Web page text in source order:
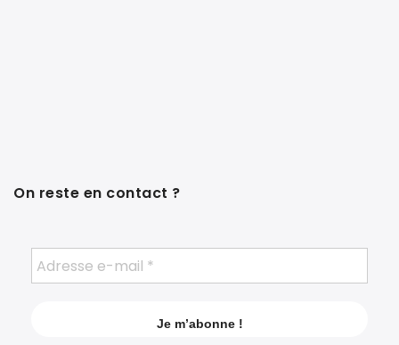
On reste en contact ?